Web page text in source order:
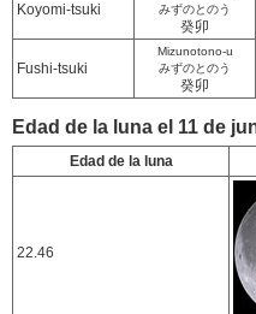
Koyomi-tsuki
みずのとのう
癸卯
Fushi-tsuki
Mizunotono-u
みずのとのう
癸卯
Edad de la luna el 11 de
Edad de la luna
22.46